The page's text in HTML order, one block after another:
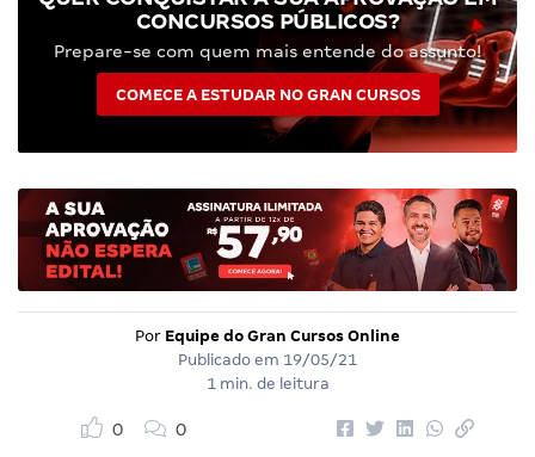
CONCURSOS PÚBLICOS?
Prepare-se com quem mais entende do assunto!
COMECE A ESTUDAR NO GRAN CURSOS
Por Equipe do Gran Cursos Online
Publicado em 19/05/21
1 min. de leitura
0 0